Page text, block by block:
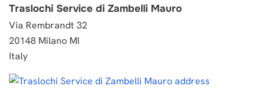
Traslochi Service di Zambelli Mauro
Via Rembrandt 32
20148 Milano MI
Italy